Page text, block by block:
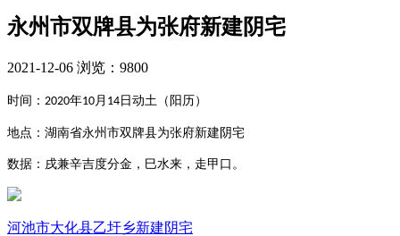
永州市双牌县为张府新建阴宅
2021-12-06 浏览：9800
时间： 2020年10 月 14 日动土（阳历）
地点：湖南省永州市双牌县为张府新建阴宅
数据：戌兼辛吉度分金，巳水来，走甲口。
河池市大化县乙圩乡新建阴宅